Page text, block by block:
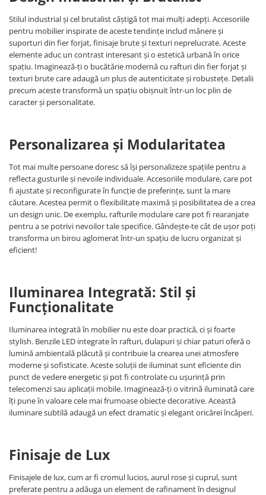
Stilul industrial și cel brutalist câștigă tot mai mulți adepți. Accesoriile
pentru mobilier inspirate de aceste tendințe includ mânere și
suporturi din fier forjat, finisaje brute și texturi neprelucrate. Aceste
elemente aduc un contrast interesant și o estetică urbană în orice
spațiu. Imaginează-ți o bucătărie modernă cu rafturi din fier forjat și
texturi brute care adaugă un plus de autenticitate și robustețe. Detalii
precum aceste transformă un spațiu obișnuit într-un loc plin de
caracter și personalitate.
Personalizarea și Modularitatea
Tot mai multe persoane doresc să își personalizeze spațiile pentru a
reflecta gusturile și nevoile individuale. Accesoriile modulare, care pot
fi ajustate și reconfigurate în funcție de preferințe, sunt la mare
căutare. Acestea permit o flexibilitate maximă și posibilitatea de a crea
un design unic. De exemplu, rafturile modulare care pot fi rearanjate
pentru a se potrivi nevoilor tale specifice. Gândește-te cât de ușor poți
transforma un birou aglomerat într-un spațiu de lucru organizat și
eficient!
Iluminarea Integrată: Stil și
Funcționalitate
Iluminarea integrată în mobilier nu este doar practică, ci și foarte
stylish. Benzile LED integrate în rafturi, dulapuri și chiar paturi oferă o
lumină ambientală plăcută și contribuie la crearea unei atmosfere
moderne și sofisticate. Aceste soluții de iluminat sunt eficiente din
punct de vedere energetic și pot fi controlate cu ușurință prin
telecomenzi sau aplicații mobile. Imaginează-ți o vitrină iluminată care
îți pune în valoare cele mai frumoase obiecte decorative. Această
iluminare subtilă adaugă un efect dramatic și elegant oricărei încăperi.
Finisaje de Lux
Finisajele de lux, cum ar fi cromul lucios, aurul rose și cuprul, sunt
preferate pentru a adăuga un element de rafinament în designul